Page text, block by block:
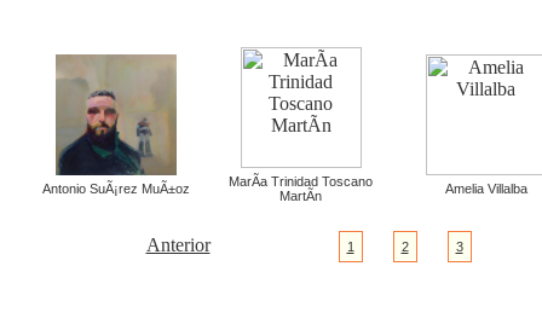
Antonio SuÃ¡rez MuÃ±oz
MarÃ­a Trinidad Toscano
MartÃ­n
Amelia Villalba
Anterior 1 2 3